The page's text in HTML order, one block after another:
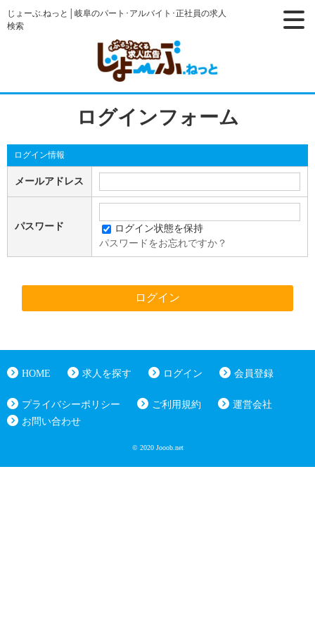
じょーぶ.ねっと│岐阜のパート･アルバイト･正社員の求人
検索
ログインフォーム
ログイン情報
メールアドレス
パスワード
ログイン状態を保持
パスワードをお忘れですか？
HOME 求人を探す ログイン 会員登録
プライバシーポリシー ご利用規約
運営会社
お問い合わせ
© 2020 Jooob.net